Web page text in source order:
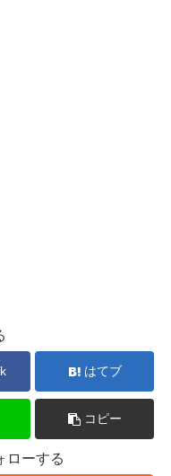
はてブ
コピー
ローする